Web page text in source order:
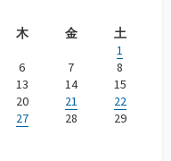
木 金
土
1
6 7
8
13 14
15
20 21
22
27 28
29